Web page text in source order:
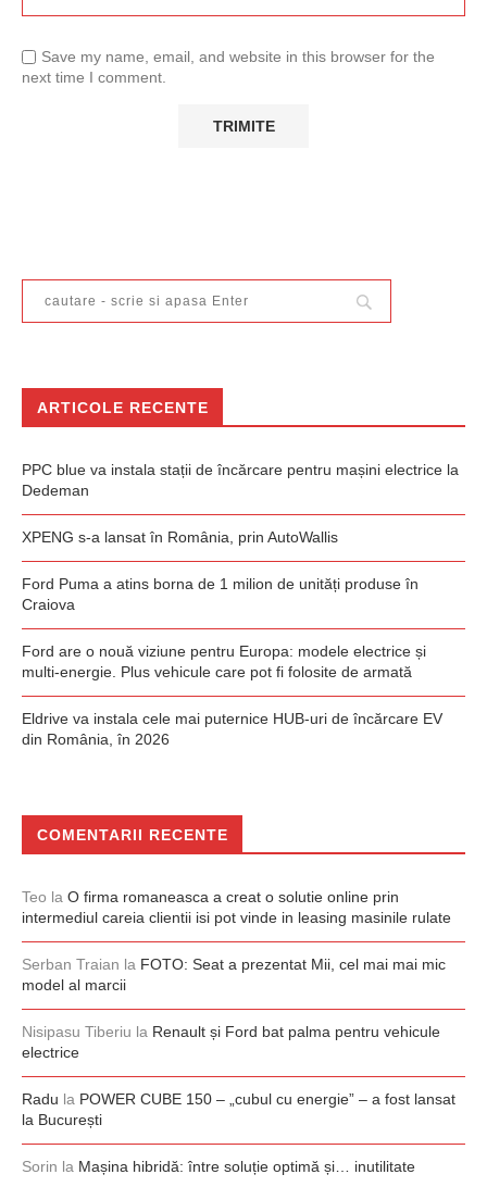
Save my name, email, and website in this browser for the
next time I comment.
ARTICOLE RECENTE
PPC blue va instala stații de încărcare pentru mașini electrice la
Dedeman
XPENG s-a lansat în România, prin AutoWallis
Ford Puma a atins borna de 1 milion de unități produse în
Craiova
Ford are o nouă viziune pentru Europa: modele electrice și
multi-energie. Plus vehicule care pot fi folosite de armată
Eldrive va instala cele mai puternice HUB-uri de încărcare EV
din România, în 2026
COMENTARII RECENTE
Teo la O firma romaneasca a creat o solutie online prin
intermediul careia clientii isi pot vinde in leasing masinile rulate
Serban Traian la FOTO: Seat a prezentat Mii, cel mai mai mic
model al marcii
Nisipasu Tiberiu la Renault și Ford bat palma pentru vehicule
electrice
Radu la POWER CUBE 150 – „cubul cu energie” – a fost lansat
la București
Sorin la Mașina hibridă: între soluție optimă și… inutilitate